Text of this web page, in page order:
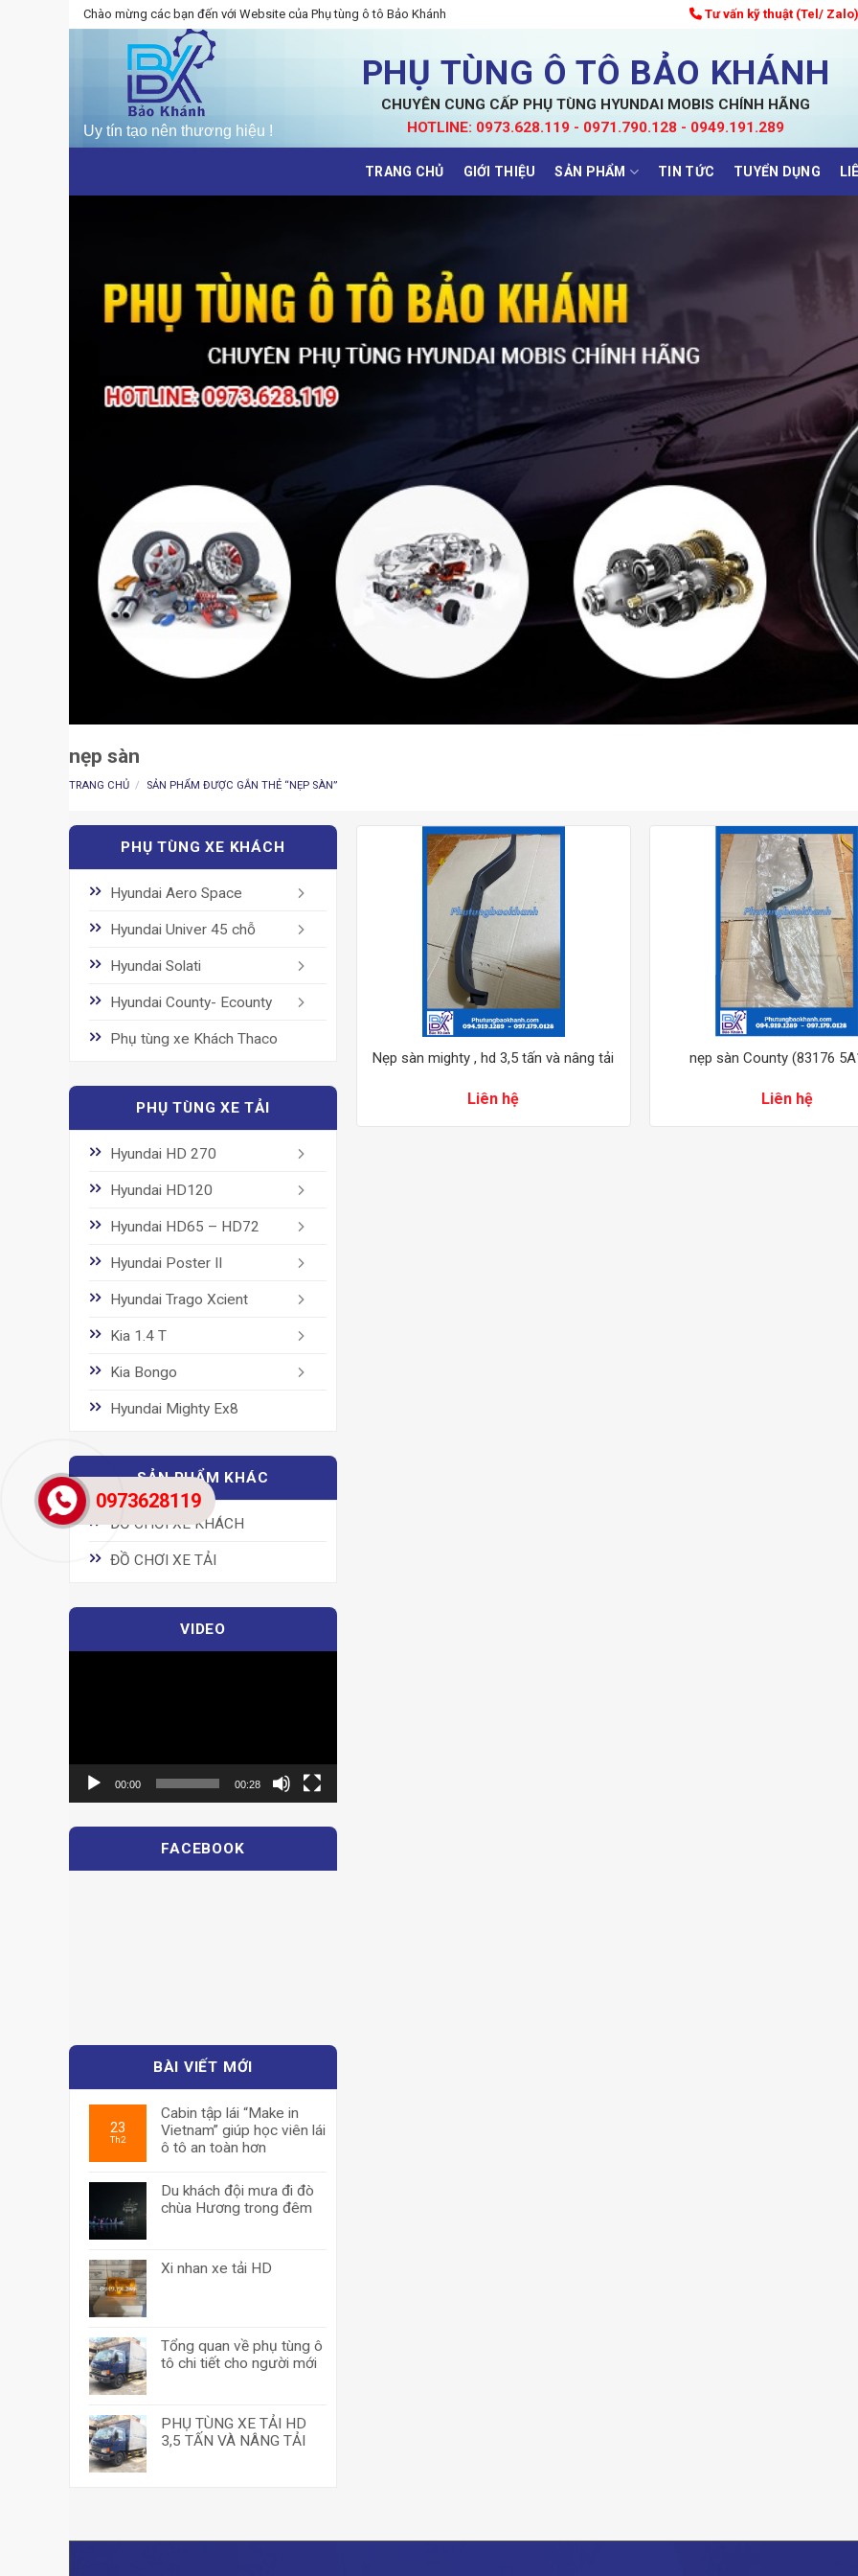
Skip
to
Chào mừng các bạn đến với Website của Phụ tùng ô tô Bảo Khánh Tư vấn kỹ thuật (Tel/
PHỤ TÙNG Ô TÔ BẢO KHÁNH
CHUYÊN CUNG CẤP PHỤ TÙNG HYUNDAI MOBIS CHÍNH HÃNG
HOTLINE: 0973.628.119 - 0971.790.128 - 0949.191.289
TRANG CHỦ GIỚI THIỆU SẢN PHẨM TIN TỨC TUYỂN DỤNG
nẹp sàn
TRANG CHỦ / SẢN PHẨM ĐƯỢC GẮN THẺ “NẸP SÀN”
PHỤ TÙNG XE KHÁCH
Hyundai Aero Space
Hyundai Univer 45 chỗ
Hyundai Solati
Hyundai County- Ecounty
Phụ tùng xe Khách Thaco
PHỤ TÙNG XE TẢI
Hyundai HD 270
Hyundai HD120
Hyundai HD65 – HD72
Hyundai Poster II
Hyundai Trago Xcient
Kia 1.4 T
Kia Bongo
Hyundai Mighty Ex8
SẢN PHẨM KHÁC
ĐỒ CHƠI XE KHÁCH
ĐỒ CHƠI XE TẢI
VIDEO
00:00 00:28
FACEBOOK
BÀI VIẾT MỚI
23
Th2
Cabin tập lái “Make in
Vietnam” giúp học viên lái
ô tô an toàn hơn
Du khách đội mưa đi đò
chùa Hương trong đêm
Xi nhan xe tải HD
Tổng quan về phụ tùng ô
tô chi tiết cho người mới
PHỤ TÙNG XE TẢI HD
3,5 TẤN VÀ NÂNG TẢI
Nẹp sàn mighty , hd 3,5 tấn và nâng tải
Liên hệ
nẹp sàn County (83176
Liên hệ
0973628119